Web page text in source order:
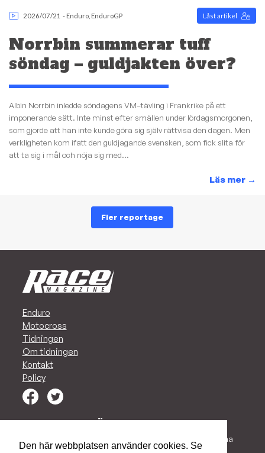
Den här webbplatsen använder cookies. Se
2026/07/21 - Enduro EnduroGP Låst artikel
Norrbin summerar tuff
söndag – guldjakten över?
Albin Norrbin inledde söndagens VM–tävling i Frankrike på ett
imponerande sätt. Inte minst efter smällen under lördagsmorgonen,
som gjorde att han inte kunde göra sig själv rättvisa den dagen. Men
verkligheten kom ifatt den guldjagande svensken, som fick slita för
att ta sig i mål och nöja sig med...
Läs mer →
Fler reportage
Enduro
Motocross
Tidningen
Om tidningen
Kontakt
Policy
MARKNADSFÖR ER I RACE!
Vi har alltid en plats för Ert företag i vår tidning. Vi vill kunna
stoltsera med att just Ni finns med i vår tidning, och